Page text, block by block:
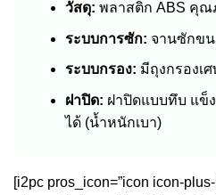
วัสดุ: พลาสติก ABS คุณ
ระบบการซัก: จานซักข
ระบบกรอง: มีถุงกรองเ
ฝาปิด: ฝาปิดแบบทึบ แข็
ได้ (น้ำหนักเบา)
[i2pc pros_icon=”icon icon-